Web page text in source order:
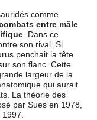
comme
entre mâle
. Dans ce
son rival. Si
penchait la tête
son flanc. Cette
largeur de la
qui aurait
La théorie des
par Sues en 1978,